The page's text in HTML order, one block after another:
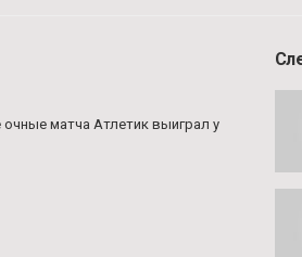
матча Атлетик выиграл у